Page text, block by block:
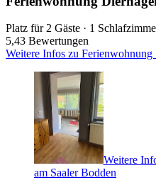
Platz für 2 Gäste · 1
5,43 Bewertungen
Weitere Infos zu Ferienwohnung
Weitere
am Saaler Bodden